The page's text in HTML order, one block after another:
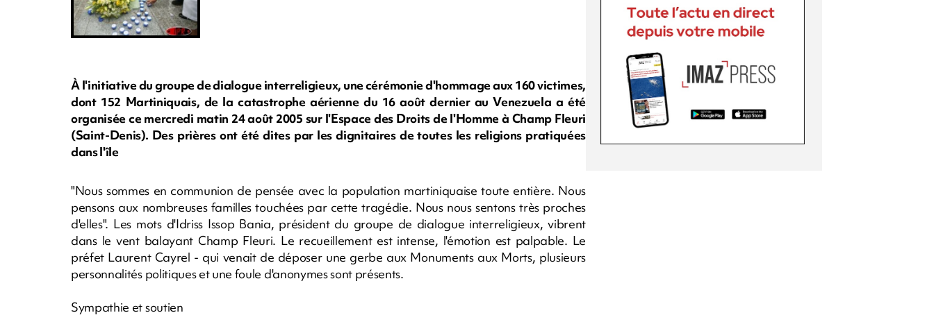
À l'initiative du groupe de dialogue interreligieux, une cérémonie d'hommage aux 160 victimes,
dont 152 Martiniquais, de la catastrophe aérienne du 16 août dernier au Venezuela a été
organisée ce mercredi matin 24 août 2005 sur l'Espace des Droits de l'Homme à Champ Fleuri
(Saint-Denis). Des prières ont été dites par les dignitaires de toutes les religions pratiquées
dans l'île
"Nous sommes en communion de pensée avec la population martiniquaise toute entière. Nous
pensons aux nombreuses familles touchées par cette tragédie. Nous nous sentons très proches
d'elles". Les mots d'Idriss Issop Bania, président du groupe de dialogue interreligieux, vibrent
dans le vent balayant Champ Fleuri. Le recueillement est intense, l'émotion est palpable. Le
préfet Laurent Cayrel - qui venait de déposer une gerbe aux Monuments aux Morts, plusieurs
personnalités politiques et une foule d'anonymes sont présents.
Sympathie et soutien